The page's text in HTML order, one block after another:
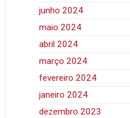
junho 2024
maio 2024
abril 2024
março 2024
fevereiro 2024
janeiro 2024
dezembro 2023